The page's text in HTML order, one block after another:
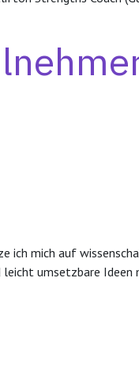
ich mich auf
umsetzbare Ideen